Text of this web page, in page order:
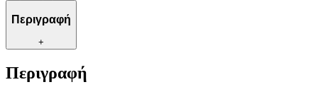
Περιγραφή
+
Περιγραφή